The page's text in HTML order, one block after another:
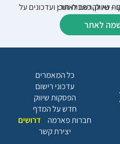
תוכן ועדכונים על וובינרים וכנסים – נא להרשם לאתר:
לאתר
כל המאמרים
עדכוני רישום
הפסקות שיווק
חדש על המדף
חברות פארמה
דרושים
יצירת קשר